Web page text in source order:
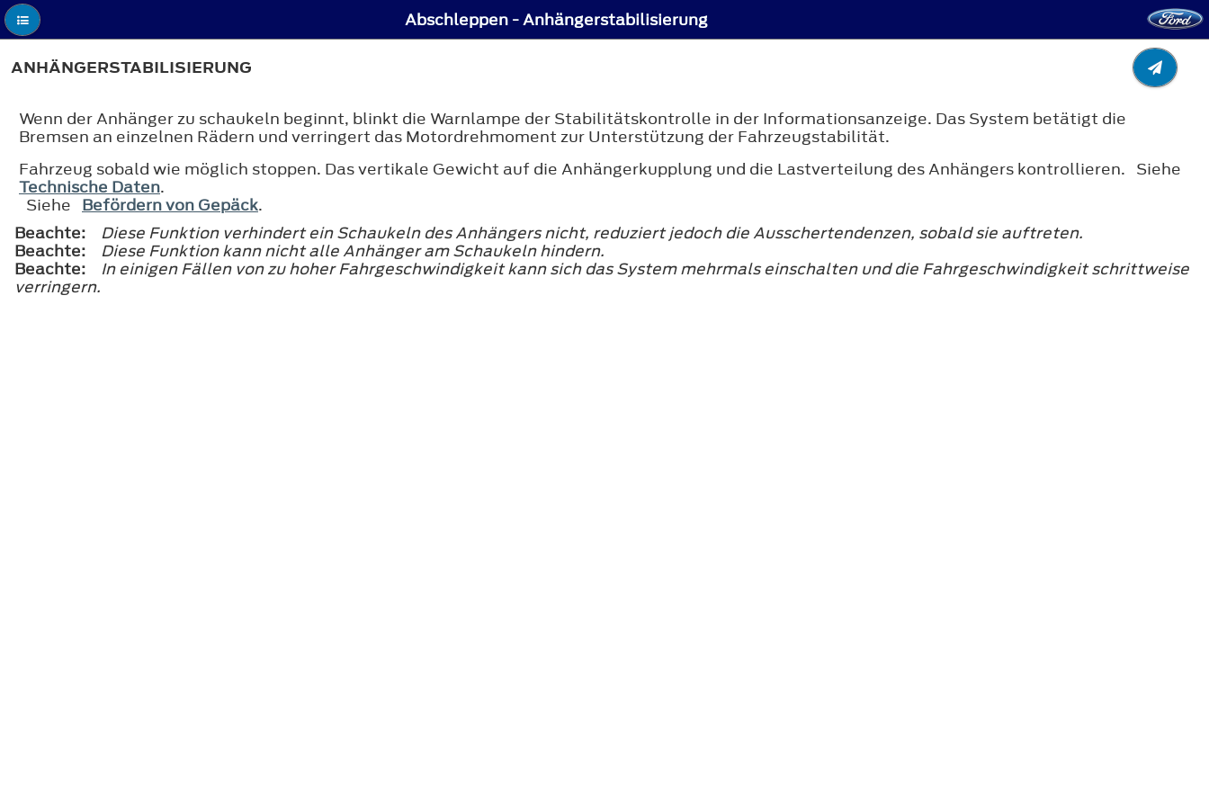
Abschleppen - Anhängerstabilisierung
ANHÄNGERSTABILISIERUNG
Wenn der Anhänger zu schaukeln beginnt, blinkt die Warnlampe der Stabilitätskontrolle in der Informationsanzeige. Das System betätigt die
Bremsen an einzelnen Rädern und verringert das Motordrehmoment zur Unterstützung der Fahrzeugstabilität.
Fahrzeug sobald wie möglich stoppen. Das vertikale Gewicht auf die Anhängerkupplung und die Lastverteilung des Anhängers kontrollieren. Siehe
Technische Daten.
Siehe Befördern von Gepäck.
Beachte:
Diese Funktion verhindert ein Schaukeln des Anhängers nicht, reduziert jedoch die Ausschertendenzen, sobald sie auftreten.
Beachte:
Diese Funktion kann nicht alle Anhänger am Schaukeln hindern.
Beachte:
In einigen Fällen von zu hoher Fahrgeschwindigkeit kann sich das System mehrmals einschalten und die Fahrgeschwindigkeit schrittweise
verringern.